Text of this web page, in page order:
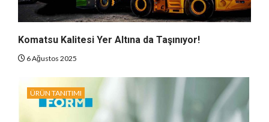
Komatsu Kalitesi Yer Altına da Taşınıyor!
6 Ağustos 2025
ÜRÜN TANITIMI